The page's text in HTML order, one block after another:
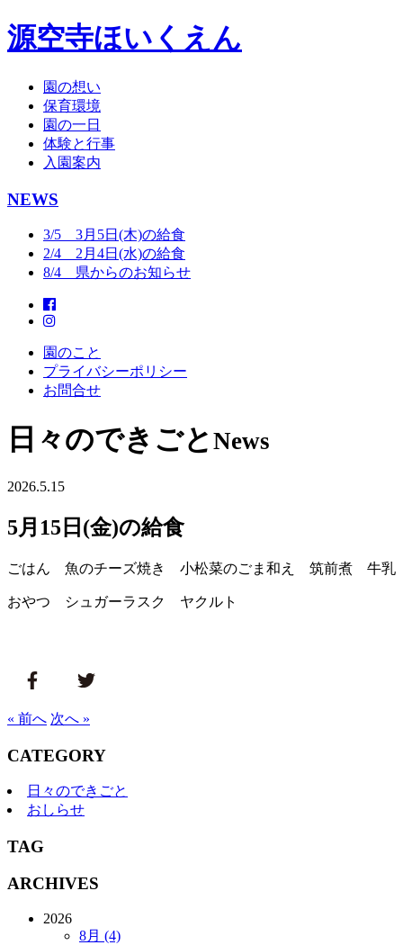
源空寺ほいくえん
園の想い
保育環境
園の一日
体験と行事
入園案内
NEWS
3/5 3月5日(木)の給食
2/4 2月4日(水)の給食
8/4 県からのお知らせ
園のこと
プライバシーポリシー
お問合せ
日々のできごと News
2026.5.15
5月15日(金)の給食
ごはん 魚のチーズ焼き 小松菜のごま和え 筑前煮 牛乳
おやつ シュガーラスク ヤクルト
« 前へ 次へ »
CATEGORY
日々のできごと
おしらせ
TAG
ARCHIVES
2026
8月 (4)